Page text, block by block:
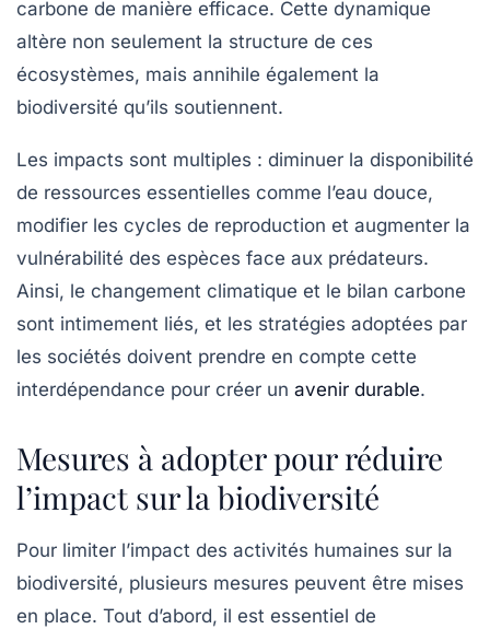
carbone de manière efficace. Cette dynamique
altère non seulement la structure de ces
écosystèmes, mais annihile également la
biodiversité qu’ils soutiennent.
Les impacts sont multiples : diminuer la disponibilité
de ressources essentielles comme l’eau douce,
modifier les cycles de reproduction et augmenter la
vulnérabilité des espèces face aux prédateurs.
Ainsi, le changement climatique et le bilan carbone
sont intimement liés, et les stratégies adoptées par
les sociétés doivent prendre en compte cette
interdépendance pour créer un avenir durable.
Mesures à adopter pour réduire
l’impact sur la biodiversité
Pour limiter l’impact des activités humaines sur la
biodiversité, plusieurs mesures peuvent être mises
en place. Tout d’abord, il est essentiel de